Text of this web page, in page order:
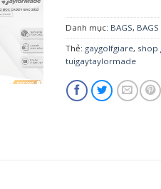
Danh mục: BAGS, BAGS
Thẻ: gaygolfgiare, shop
tuigaytaylormade